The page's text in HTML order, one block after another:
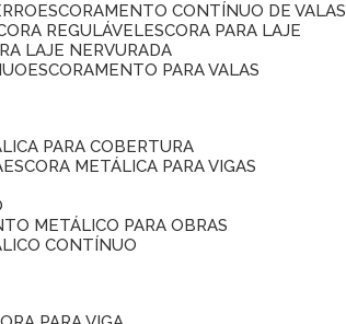
ESCORAMENTO CONTÍNUO DE VALAS
REGULÁVEL ESCORA PARA LAJE
LAJE NERVURADA
ESCORAMENTO PARA VALAS
PARA COBERTURA
ESCORA METÁLICA PARA VIGAS
METÁLICO PARA OBRAS
CONTÍNUO